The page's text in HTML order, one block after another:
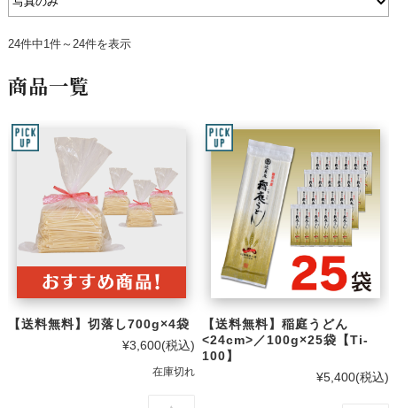
24件中1件～24件を表示
商品一覧
【送料無料】切落し700g×4袋
¥3,600(税込)
在庫切れ
【送料無料】稲庭うどん
<24cm>／100g×25袋【Ti-
100】
¥5,400(税込)